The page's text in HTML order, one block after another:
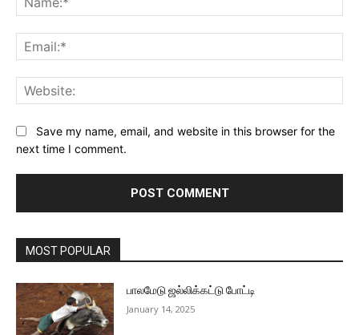
Save my name, email, and website in this browser for the
next time I comment.
MOST POPULAR
பாலமேடு ஜல்லிக்கட்டு போட்டி
January 14, 2025